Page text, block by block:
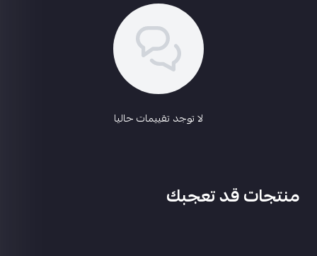
ربط الحساب ايميل داخلي
لا توجد تقييمات حاليا
منتجات قد تعجبك